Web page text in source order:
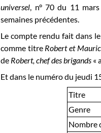
universel , n° 70 du 11
semaines précédentes.
Le compte rendu fait dans le
comme titre Robert et
de Robert, chef des brigands «
Et dans le numéro du jeudi
Titre
Genre
Nombre